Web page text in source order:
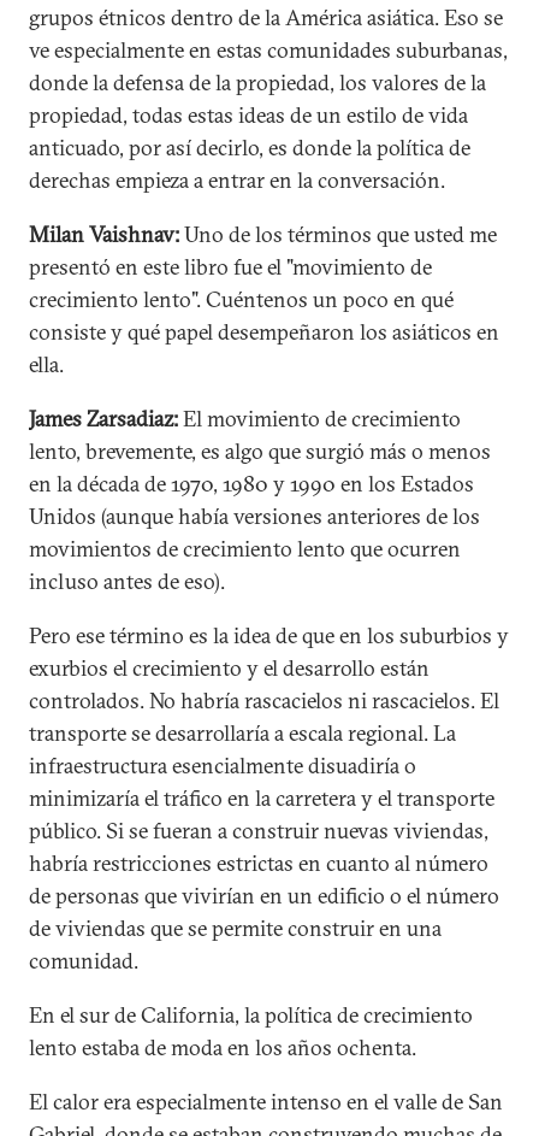
grupos étnicos dentro de la América asiática. Eso se
ve especialmente en estas comunidades suburbanas,
donde la defensa de la propiedad, los valores de la
propiedad, todas estas ideas de un estilo de vida
anticuado, por así decirlo, es donde la política de
derechas empieza a entrar en la conversación.
Milan Vaishnav:Uno de los términos que usted me
presentó en este libro fue el "movimiento de
crecimiento lento". Cuéntenos un poco en qué
consiste y qué papel desempeñaron los asiáticos en
ella.
James Zarsadiaz:El movimiento de crecimiento
lento, brevemente, es algo que surgió más o menos
en la década de 1970, 1980 y 1990 en los Estados
Unidos (aunque había versiones anteriores de los
movimientos de crecimiento lento que ocurren
incluso antes de eso).
Pero ese término es la idea de que en los suburbios y
exurbios el crecimiento y el desarrollo están
controlados. No habría rascacielos ni rascacielos. El
transporte se desarrollaría a escala regional. La
infraestructura esencialmente disuadiría o
minimizaría el tráfico en la carretera y el transporte
público. Si se fueran a construir nuevas viviendas,
habría restricciones estrictas en cuanto al número
de personas que vivirían en un edificio o el número
de viviendas que se permite construir en una
comunidad.
En el sur de California, la política de crecimiento
lento estaba de moda en los años ochenta.
El calor era especialmente intenso en el valle de San